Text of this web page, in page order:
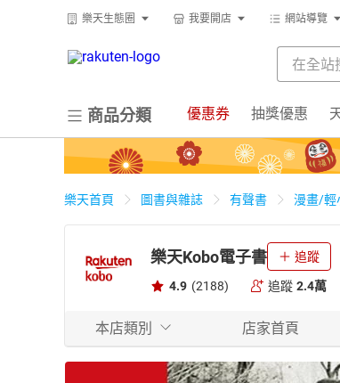
樂天生態圈 我要開店 網站導覽
商品分類 優惠券 抽獎優惠
樂天首頁 圖書與雜誌 有聲書 漫畫/輕
樂天Kobo電子書 追蹤
4.9 (2188) 追蹤 2.4萬
本店類別 店家首頁